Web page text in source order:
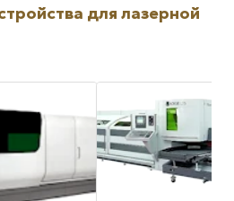
для лазерной